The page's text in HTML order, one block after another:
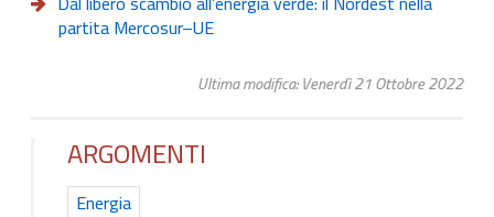
partita Mercosur–UE
Ultima modifica: Venerdì 21 Ottobre 2022
ARGOMENTI
Energia